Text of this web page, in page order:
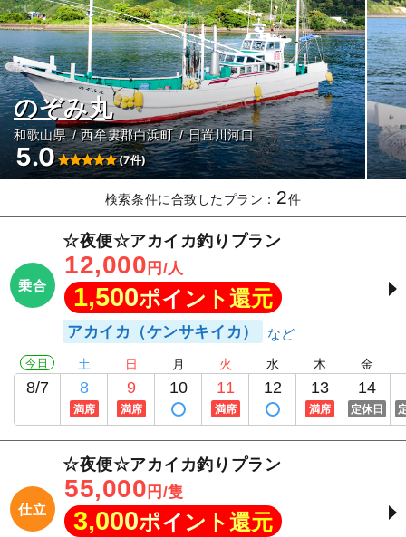
のぞみ丸
和歌山県 西牟婁郡白浜町 日置川河口
5.0 (7件)
検索条件に合致したプラン： 2件
乗合
☆夜便☆アカイカ釣りプラン
12,000 円/人
1,500ポイント還元
アカイカ（ケンサキイカ）
今日
8/7
土
8
満席
日
9
満席
月
10
火
11
満席
水
12
木
13
満席
金
14
定休日
仕立
☆夜便☆アカイカ釣りプラン
55,000 円/隻
3,000ポイント還元